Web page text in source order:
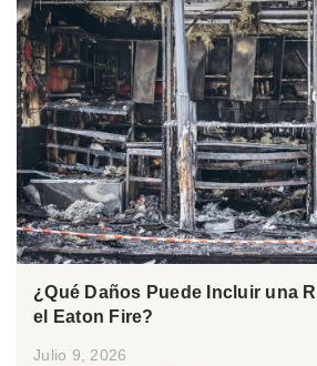
¿Qué Daños Puede Incluir una
el Eaton Fire?
Julio 9, 2026